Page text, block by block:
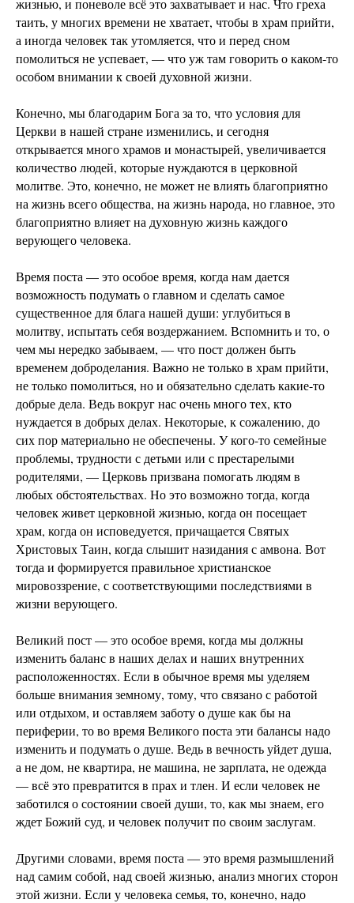
жизнью, и поневоле всё это захватывает и нас. Что греха
таить, у многих времени не хватает, чтобы в храм прийти,
а иногда человек так утомляется, что и перед сном
помолиться не успевает, — что уж там говорить о каком-то
особом внимании к своей духовной жизни.
Конечно, мы благодарим Бога за то, что условия для
Церкви в нашей стране изменились, и сегодня
открывается много храмов и монастырей, увеличивается
количество людей, которые нуждаются в церковной
молитве. Это, конечно, не может не влиять благоприятно
на жизнь всего общества, на жизнь народа, но главное, это
благоприятно влияет на духовную жизнь каждого
верующего человека.
Время поста — это особое время, когда нам дается
возможность подумать о главном и сделать самое
существенное для блага нашей души: углубиться в
молитву, испытать себя воздержанием. Вспомнить и то, о
чем мы нередко забываем, — что пост должен быть
временем доброделания. Важно не только в храм прийти,
не только помолиться, но и обязательно сделать какие-то
добрые дела. Ведь вокруг нас очень много тех, кто
нуждается в добрых делах. Некоторые, к сожалению, до
сих пор материально не обеспечены. У кого-то семейные
проблемы, трудности с детьми или с престарелыми
родителями, — Церковь призвана помогать людям в
любых обстоятельствах. Но это возможно тогда, когда
человек живет церковной жизнью, когда он посещает
храм, когда он исповедуется, причащается Святых
Христовых Таин, когда слышит назидания с амвона. Вот
тогда и формируется правильное христианское
мировоззрение, с соответствующими последствиями в
жизни верующего.
Великий пост — это особое время, когда мы должны
изменить баланс в наших делах и наших внутренних
расположенностях. Если в обычное время мы уделяем
больше внимания земному, тому, что связано с работой
или отдыхом, и оставляем заботу о душе как бы на
периферии, то во время Великого поста эти балансы надо
изменить и подумать о душе. Ведь в вечность уйдет душа,
а не дом, не квартира, не машина, не зарплата, не одежда
— всё это превратится в прах и тлен. И если человек не
заботился о состоянии своей души, то, как мы знаем, его
ждет Божий суд, и человек получит по своим заслугам.
Другими словами, время поста — это время размышлений
над самим собой, над своей жизнью, анализ многих сторон
этой жизни. Если у человека семья, то, конечно, надо